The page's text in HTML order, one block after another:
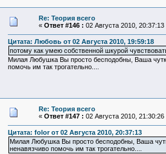
Re: Теория всего
« Ответ #146 : 02 Августа 2010, 20:37:13
Цитата: Любовь от 02 Августа 2010, 19:59:18
потому как умею собственной шкурой
Милая Любушка Вы просто бесподобны, Ваша
помочь им так трогательно....
Re: Теория всего
« Ответ #147 : 02 Августа 2010, 21:30:26
Цитата: folor от 02 Августа 2010, 20:37:13
Милая Любушка Вы просто бесподобны, Ваша
ненавязчиво помочь им так трогательно....